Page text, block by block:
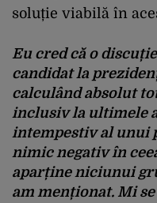
soluție viabilă în
Eu cred că o
candidat la
calculând absolut
inclusiv la ultimele
intempestiv al unui
nimic negativ în
aparține niciunui
am menționat. Mi